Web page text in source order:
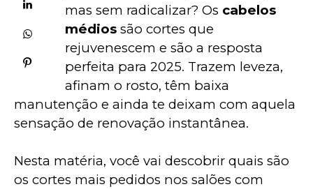
mas sem radicalizar? Os cabelos
médios são cortes que
rejuvenescem e são a resposta
perfeita para 2025. Trazem leveza,
afinam o rosto, têm baixa
manutenção e ainda te deixam com aquela
sensação de renovação instantânea.
Nesta matéria, você vai descobrir quais são
os cortes mais pedidos nos salões com